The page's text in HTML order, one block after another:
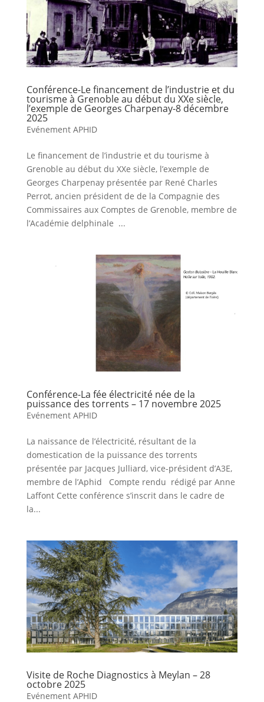
Conférence-Le financement de l’industrie et du
tourisme à Grenoble au début du XXe siècle,
l’exemple de Georges Charpenay-8 décembre
2025
Evénement APHID
Le financement de l’industrie et du tourisme à
Grenoble au début du XXe siècle, l’exemple de
Georges Charpenay présentée par René Charles
Perrot, ancien président de de la Compagnie des
Commissaires aux Comptes de Grenoble, membre de
l’Académie delphinale ...
Conférence-La fée électricité née de la
puissance des torrents – 17 novembre 2025
Evénement APHID
La naissance de l’électricité, résultant de la
domestication de la puissance des torrents
présentée par Jacques Julliard, vice-président d’A3E,
membre de l’Aphid Compte rendu rédigé par Anne
Laffont Cette conférence s’inscrit dans le cadre de
la...
Visite de Roche Diagnostics à Meylan – 28
octobre 2025
Evénement APHID